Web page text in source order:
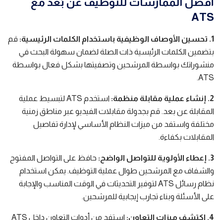
ATS
1. تحسين الأوصاف الوظيفية باستخدام الكلمات الرئيسية:
قم
بتضمين الكلمات الرئيسية ذات الصلة لضمان سهولة البحث في
منشوراتك بواسطة المرشحين وتصفيتها بشكل فعال بواسطة
ATS.
2. إنشاء عملية مقابلة منظمة:
استخدم ATS لتبسيط عملية
المقابلة عن بعد. قم بجدولة مقابلات الفيديو عبر مناطق زمنية
مختلفة واستفد من ميزات النظام الأساسي لإدارة تفاصيل
المقابلات بكفاءة.
3. إعطاء الأولوية للتواصل الواضح:
حافظ على التواصل المفتوح
والشفاف مع المرشحين طوال عملية التوظيف. يمكن استخدام
نظام رسائل ATS لتوفير التحديثات في الوقت المناسب والإجابة
على الأسئلة وبناء تجارب إيجابية للمرشحين.
4. اكتشف ميزات التعاون:
استفد من أدوات التعاون داخل ATS